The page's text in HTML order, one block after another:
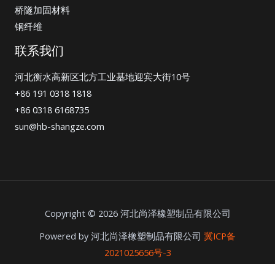
桥隧加固材料
钢纤维
联系我们
河北衡水高新区北方工业基地迎宾大街10号
+86 191 0318 1818
+86 0318 6168735
sun@hb-shangze.com
Copyright © 2026 河北尚泽橡塑制品有限公司
Powered by 河北尚泽橡塑制品有限公司 冀ICP备
2021025656号-3